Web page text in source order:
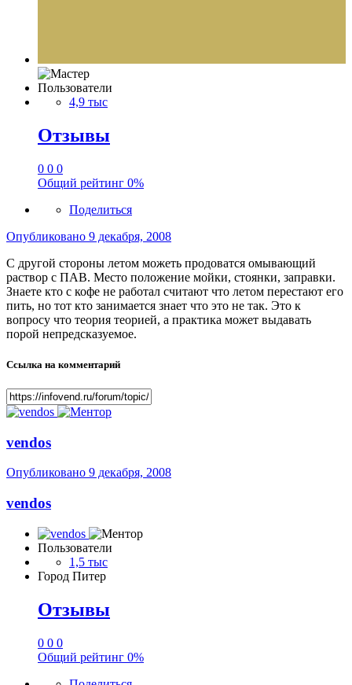
Пользователи
4,9 тыс
Отзывы
0 0 0
Общий рейтинг 0%
Поделиться
Опубликовано 9 декабря, 2008
С другой стороны летом можеть продоватся омывающий
раствор с ПАВ. Место положение мойки, стоянки, заправки.
Знаете кто с кофе не работал считают что летом перестают его
пить, но тот кто занимается знает что это не так. Это к
вопросу что теория теорией, а практика может выдавать
порой непредсказуемое.
Ссылка на комментарий
vendos
Опубликовано 9 декабря, 2008
vendos
Пользователи
1,5 тыс
Город Питер
Отзывы
0 0 0
Общий рейтинг 0%